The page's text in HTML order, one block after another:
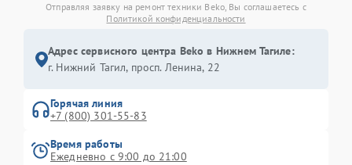
Отправляя заявку на ремонт техники Beko, Вы соглашаетесь с
Политикой конфиденциальности
Адрес сервисного центра Beko в Нижнем Тагиле:
г. Нижний Тагил, просп. Ленина, 22
Горячая линия
+7 (800) 301-55-83
Время работы
Ежедневно с 9:00 до 21:00